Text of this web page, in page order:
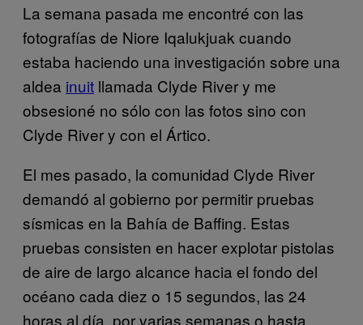
La semana pasada me encontré con las
fotografías de Niore Iqalukjuak cuando
estaba haciendo una investigación sobre una
aldea inuit llamada Clyde River y me
obsesioné no sólo con las fotos sino con
Clyde River y con el Ártico.
El mes pasado, la comunidad Clyde River
demandó al gobierno por permitir pruebas
sísmicas en la Bahía de Baffing. Estas
pruebas consisten en hacer explotar pistolas
de aire de largo alcance hacia el fondo del
océano cada diez o 15 segundos, las 24
horas al día, por varias semanas o hasta